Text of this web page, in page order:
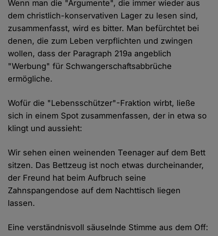
Wenn man die "Argumente", die immer wieder aus
dem christlich-konservativen Lager zu lesen sind,
zusammenfasst, wird es bitter. Man befürchtet bei
denen, die zum Leben verpflichten und zwingen
wollen, dass der Paragraph 219a angeblich
"Werbung" für Schwangerschaftsabbrüche
ermögliche.
Wofür die "Lebensschützer"-Fraktion wirbt, ließe
sich in einem Spot zusammenfassen, der in etwa so
klingt und aussieht:
Wir sehen einen weinenden Teenager auf dem Bett
sitzen. Das Bettzeug ist noch etwas durcheinander,
der Freund hat beim Aufbruch seine
Zahnspangendose auf dem Nachttisch liegen
lassen.
Eine verständnisvoll säuselnde Stimme aus dem Off: